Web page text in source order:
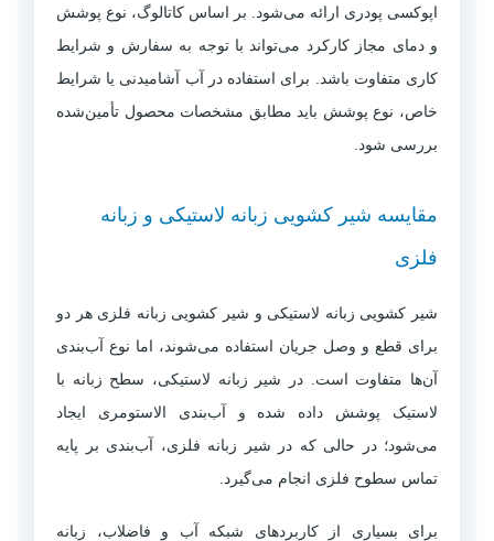
اپوکسی پودری ارائه می‌شود. بر اساس کاتالوگ، نوع پوشش
و دمای مجاز کارکرد می‌تواند با توجه به سفارش و شرایط
کاری متفاوت باشد. برای استفاده در آب آشامیدنی یا شرایط
خاص، نوع پوشش باید مطابق مشخصات محصول تأمین‌شده
بررسی شود.
مقایسه شیر کشویی زبانه لاستیکی و زبانه
فلزی
شیر کشویی زبانه لاستیکی و شیر کشویی زبانه فلزی هر دو
برای قطع و وصل جریان استفاده می‌شوند، اما نوع آب‌بندی
آن‌ها متفاوت است. در شیر زبانه لاستیکی، سطح زبانه با
لاستیک پوشش داده شده و آب‌بندی الاستومری ایجاد
می‌شود؛ در حالی که در شیر زبانه فلزی، آب‌بندی بر پایه
تماس سطوح فلزی انجام می‌گیرد.
برای بسیاری از کاربردهای شبکه آب و فاضلاب، زبانه